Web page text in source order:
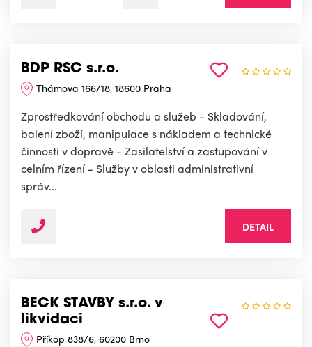
BDP RSC s.r.o.
Thámova 166/18, 18600 Praha
Zprostředkování obchodu a služeb - Skladování,
balení zboží, manipulace s nákladem a technické
činnosti v dopravě - Zasilatelství a zastupování v
celním řízení - Služby v oblasti administrativní
správ...
DETAIL
BECK STAVBY s.r.o. v
likvidaci
Příkop 838/6, 60200 Brno